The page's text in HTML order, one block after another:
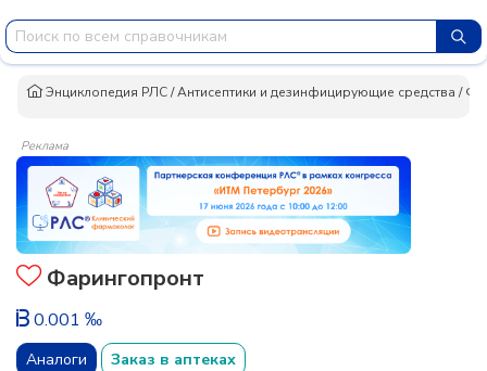
Энциклопедия РЛС/Антисептики и дезинфицирующие средства /
Реклама
Фарингопронт
0.001 ‰
Аналоги Заказ в аптеках